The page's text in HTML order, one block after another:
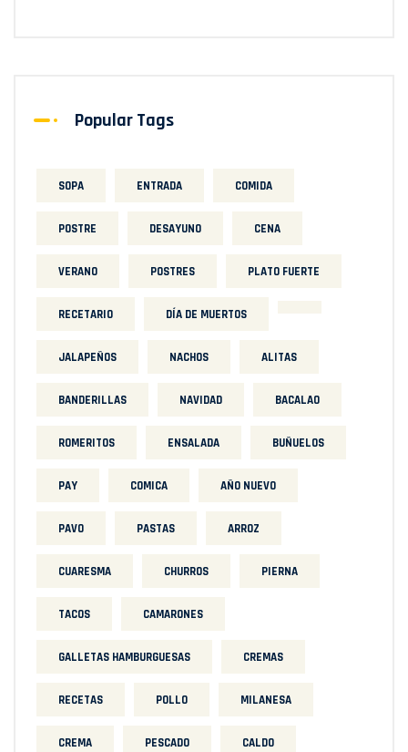
Popular Tags
SOPA ENTRADA COMIDA
POSTRE DESAYUNO CENA
VERANO POSTRES PLATO FUERTE
RECETARIO DÍA DE MUERTOS
JALAPEÑOS NACHOS ALITAS
BANDERILLAS NAVIDAD BACALAO
ROMERITOS ENSALADA BUÑUELOS
PAY COMICA AÑO NUEVO
PAVO PASTAS ARROZ
CUARESMA CHURROS PIERNA
TACOS CAMARONES
GALLETAS HAMBURGUESAS CREMAS
RECETAS POLLO MILANESA
CREMA PESCADO CALDO